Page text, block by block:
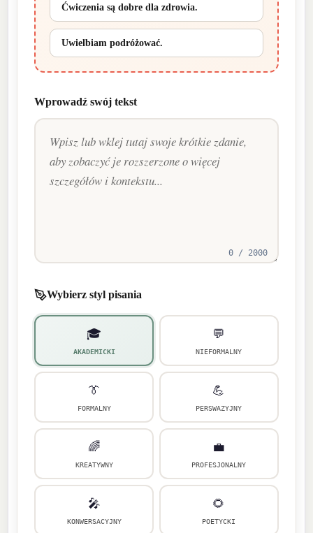
Ćwiczenia są dobre dla zdrowia.
Uwielbiam podróżować.
Wprowadź swój tekst
0 / 2000
Wybierz styl pisania
🎓
AKADEMICKI
💬
NIEFORMALNY
👔
FORMALNY
💪
PERSWAZYJNY
🌈
KREATYWNY
💼
PROFESJONALNY
🎤
KONWERSACYJNY
🌻
POETYCKI